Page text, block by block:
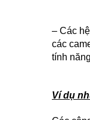
– Các
các
tính
Ví dụ